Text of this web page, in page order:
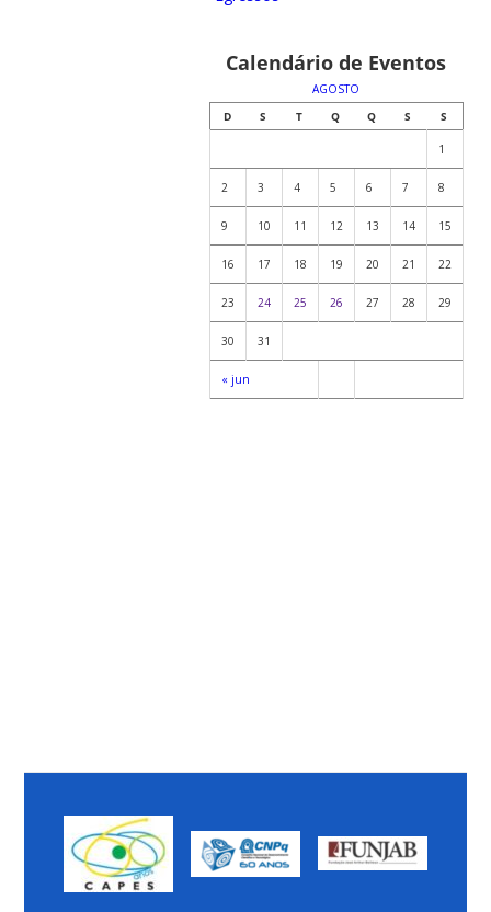
Calendário de Eventos
AGOSTO
D
S T Q Q S S
« jun
1
2 3 4 5 6 7 8
9 10 11 12 13 14 15
16 17 18 19 20 21 22
23 24 25 26 27 28 29
30 31